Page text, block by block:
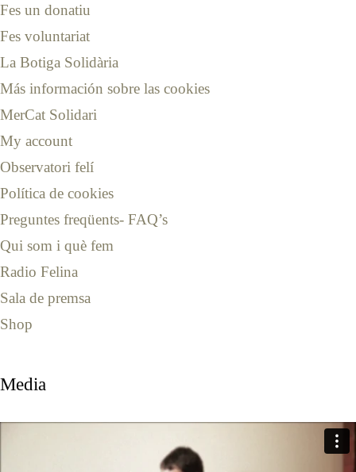
Fes un donatiu
Fes voluntariat
La Botiga Solidària
Más información sobre las cookies
MerCat Solidari
My account
Observatori felí
Política de cookies
Preguntes freqüents- FAQ’s
Qui som i què fem
Radio Felina
Sala de premsa
Shop
Media